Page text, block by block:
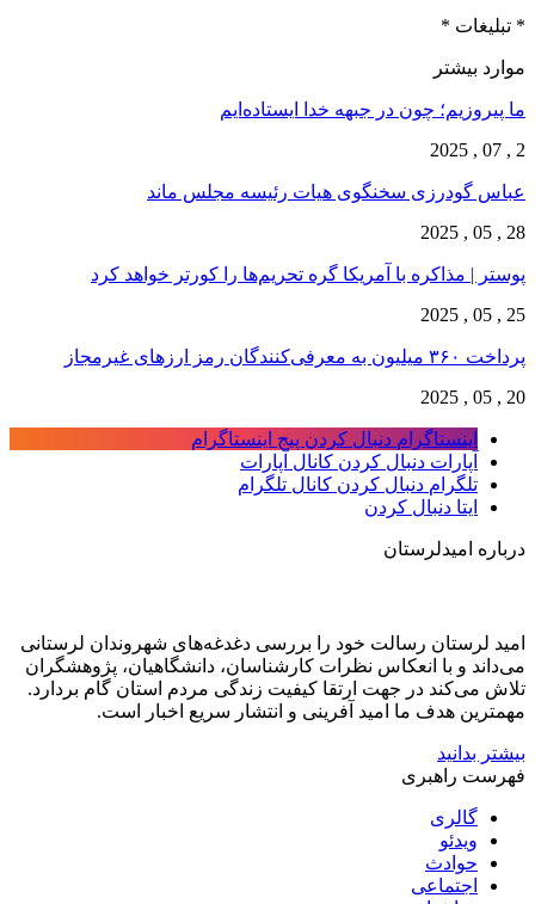
* تبلیغات *
موارد بیشتر
ما پیروزیم؛ چون در جبهه خدا ایستاده‌ایم
2 , 07 , 2025
عباس گودرزی سخنگوی هیات رئیسه مجلس ماند
28 , 05 , 2025
پوستر | مذاکره با آمریکا گره تحریم‌ها را کورتر خواهد کرد
25 , 05 , 2025
پرداخت ۳۶۰ میلیون به معرفی‌کنندگان رمز ارزهای غیرمجاز
20 , 05 , 2025
اینستاگرام دنبال کردن پیج اینستاگرام
آپارات دنبال کردن کانال آپارات
تلگرام دنبال کردن کانال تلگرام
ایتا دنبال کردن
درباره امیدلرستان
امید لرستان رسالت خود را بررسی دغدغه‌های شهروندان لرستانی
می‌داند و با انعکاس نظرات کارشناسان، دانشگاهیان، پژوهشگران
تلاش می‌کند در جهت ارتقا کیفیت زندگی مردم استان گام بردارد.
مهمترین هدف ما امید آفرینی و انتشار سریع اخبار است.
بیشتر بدانید
فهرست راهبری
گالری
ویدئو
حوادث
اجتماعی